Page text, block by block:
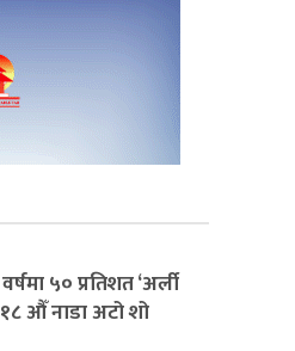
५० प्रतिशत ‘अर्ली
औँ नाडा अटो शो